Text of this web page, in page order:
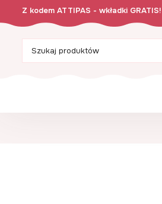
Z kodem ATTIPAS - wkładki GRATIS!